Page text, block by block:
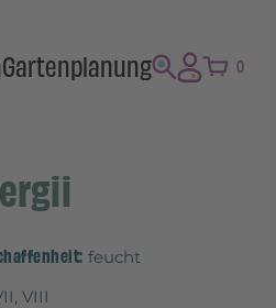
Gartenplanung 0
feucht
VIII